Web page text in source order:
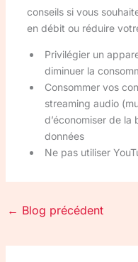
conseils si vous
en débit ou réduire
Privilégier un
diminuer la
Consommer vos
streaming audio
d’économiser de la
données
Ne pas utiliser
← Blog précédent